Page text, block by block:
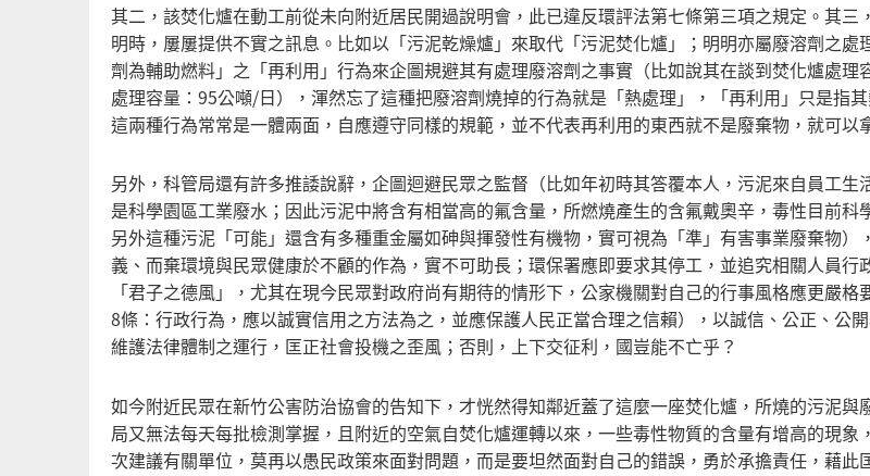
其二，該焚化爐在動工前從未向附近居民開過說明會，此已違反環評法第七條第三項之規定。其三
明時，屢屢提供不實之訊息。比如以「污泥乾燥爐」來取代「污泥焚化爐」；明明亦屬廢溶劑之處
劑為輔助燃料」之「再利用」行為來企圖規避其有處理廢溶劑之事實（比如說其在談到焚化爐處理
處理容量：95公噸/日），渾然忘了這種把廢溶劑燒掉的行為就是「熱處理」，「再利用」只是指其
這兩種行為常常是一體兩面，自應遵守同樣的規範，並不代表再利用的東西就不是廢棄物，就可以
另外，科管局還有許多推諉說辭，企圖迴避民眾之監督（比如年初時其答覆本人，污泥來自員工生
是科學園區工業廢水；因此污泥中將含有相當高的氟含量，所燃燒產生的含氟戴奧辛，毒性目前科
另外這種污泥「可能」還含有多種重金屬如砷與揮發性有機物，實可視為「準」有害事業廢棄物）
義、而棄環境與民眾健康於不顧的作為，實不可助長；環保署應即要求其停工，並追究相關人員行
「君子之德風」，尤其在現今民眾對政府尚有期待的情形下，公家機關對自己的行事風格應更嚴格
8條：行政行為，應以誠實信用之方法為之，並應保護人民正當合理之信賴），以誠信、公正、公
維護法律體制之運行，匡正社會投機之歪風；否則，上下交征利，國豈能不亡乎？
如今附近民眾在新竹公害防治協會的告知下，才恍然得知鄰近蓋了這麼一座焚化爐，所燒的污泥與
局又無法每天每批檢測掌握，且附近的空氣自焚化爐運轉以來，一些毒性物質的含量有增高的現象
次建議有關單位，莫再以愚民政策來面對問題，而是要坦然面對自己的錯誤，勇於承擔責任，藉此